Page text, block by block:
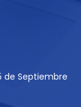
de Septiembre